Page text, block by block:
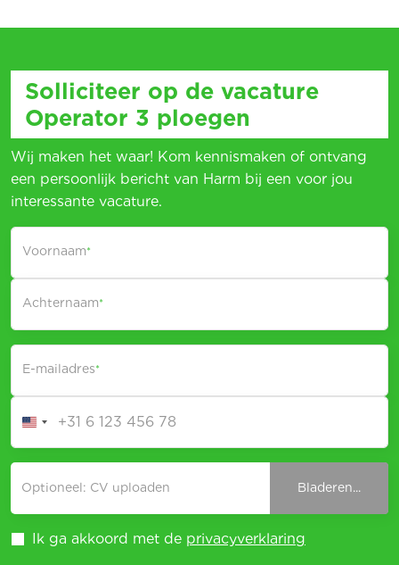
Solliciteer op de vacature
Operator 3 ploegen
Wij maken het waar! Kom kennismaken of ontvang
een persoonlijk bericht van Harm bij een voor jou
interessante vacature.
Voornaam*
Achternaam*
E-mailadres*
Optioneel: CV uploaden Bladeren...
Ik ga akkoord met de privacyverklaring